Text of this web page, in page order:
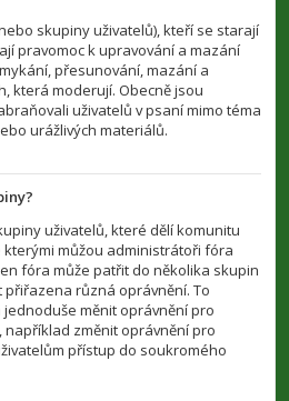
skupiny uživatelů), kteří se starají
pravomoc k upravování a mazání
přesunování, mazání a
která moderují. Obecně jsou
uživatelů v psaní mimo téma
urážlivých materiálů.
uživatelů, které dělí komunitu
kterými můžou administrátoři fóra
fóra může patřit do několika skupin
různá oprávnění. To
měnit oprávnění pro
změnit oprávnění pro
přístup do soukromého